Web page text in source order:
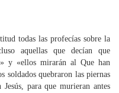
todas las profecías sobre la
aquellas que decían que
y «ellos mirarán al Que han
soldados quebraron las piernas
para que murieran antes